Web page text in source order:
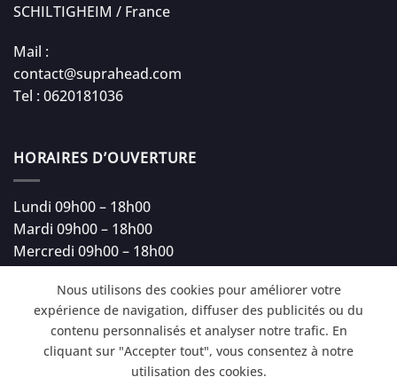
SCHILTIGHEIM / France
Mail :
contact@suprahead.com
Tel : 0620181036
HORAIRES D’OUVERTURE
Lundi 09h00 – 18h00
Mardi 09h00 – 18h00
Mercredi 09h00 – 18h00
Vendredi 09h00 – 18h00
Samedi 09h00 – 18h00
Nous utilisons des cookies pour améliorer votre
expérience de navigation, diffuser des publicités ou du
contenu personnalisés et analyser notre trafic. En
cliquant sur "Accepter tout", vous consentez à notre
utilisation des cookies.